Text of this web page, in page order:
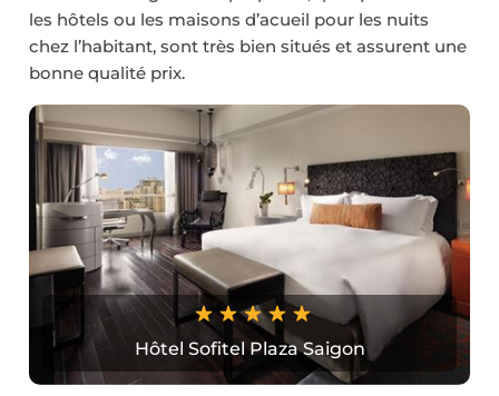
les hôtels ou les maisons d’acueil pour les nuits
chez l’habitant, sont très bien situés et assurent une
bonne qualité prix.
Hôtel Sofitel Plaza Saigon